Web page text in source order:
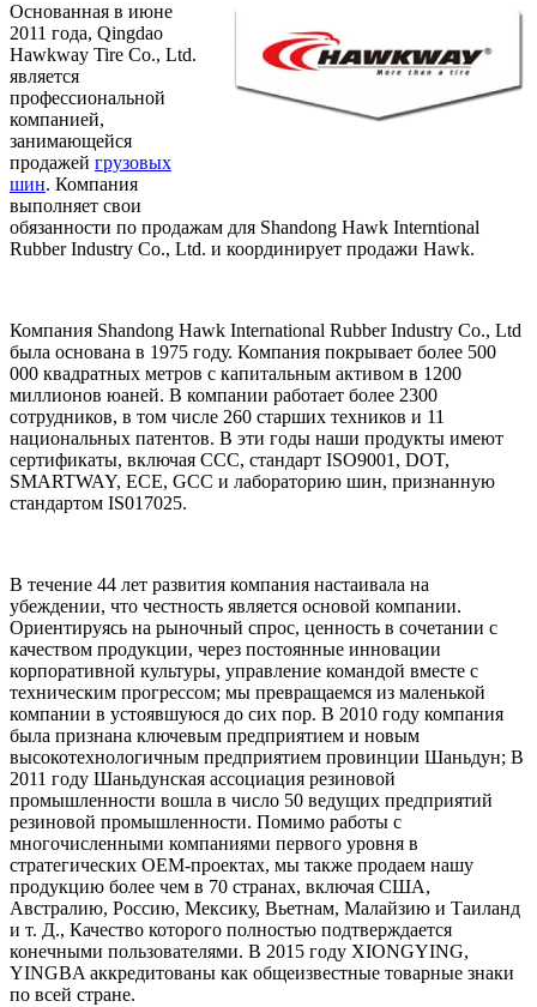
Основанная в июне
2011 года, Qingdao
Hawkway Tire Co., Ltd.
является
профессиональной
компанией,
занимающейся
продажей грузовых
шин. Компания
выполняет свои
обязанности по продажам для Shandong Hawk Interntional
Rubber Industry Co., Ltd. и координирует продажи Hawk.
Компания Shandong Hawk International Rubber Industry Co., Ltd
была основана в 1975 году. Компания покрывает более 500
000 квадратных метров с капитальным активом в 1200
миллионов юаней. В компании работает более 2300
сотрудников, в том числе 260 старших техников и 11
национальных патентов. В эти годы наши продукты имеют
сертификаты, включая CCC, стандарт ISO9001, DOT,
SMARTWAY, ECE, GCC и лабораторию шин, признанную
стандартом IS017025.
В течение 44 лет развития компания настаивала на
убеждении, что честность является основой компании.
Ориентируясь на рыночный спрос, ценность в сочетании с
качеством продукции, через постоянные инновации
корпоративной культуры, управление командой вместе с
техническим прогрессом; мы превращаемся из маленькой
компании в устоявшуюся до сих пор. В 2010 году компания
была признана ключевым предприятием и новым
высокотехнологичным предприятием провинции Шаньдун; В
2011 году Шаньдунская ассоциация резиновой
промышленности вошла в число 50 ведущих предприятий
резиновой промышленности. Помимо работы с
многочисленными компаниями первого уровня в
стратегических OEM-проектах, мы также продаем нашу
продукцию более чем в 70 странах, включая США,
Австралию, Россию, Мексику, Вьетнам, Малайзию и Таиланд
и т. Д., Качество которого полностью подтверждается
конечными пользователями. В 2015 году XIONGYING,
YINGBA аккредитованы как общеизвестные товарные знаки
по всей стране.